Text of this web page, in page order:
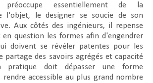
préoccupe essentiellement de la
l'objet, le designer se soucie de son
Aux côtés des ingénieurs, il repense
en question les formes afin d'engendrer
doivent se révéler patentes pour les
partage des savoirs agrégés et capacité
pratique doit dépasser une forme
accessible au plus grand nombre